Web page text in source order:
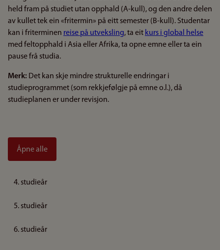
held fram på studiet utan opphald (A-kull), og den andre delen
av kullet tek ein «fritermin» på eitt semester (B-kull). Studentar
kan i friterminen reise på utveksling, ta eit kurs i global helse
med feltopphald i Asia eller Afrika, ta opne emne eller ta ein
pause frå studia.
Merk: Det kan skje mindre strukturelle endringar i
studieprogrammet (som rekkjefølgje på emne o.l.), då
studieplanen er under revisjon.
Åpne alle
4. studieår
5. studieår
6. studieår